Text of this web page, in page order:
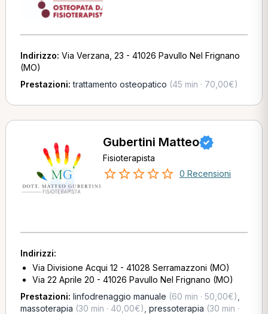
Indirizzo: Via Verzana, 23 - 41026 Pavullo Nel Frignano
(MO)
Prestazioni:trattamento osteopatico (45 min · 70,00€)
Gubertini Matteo
Fisioterapista
0 Recensioni
Indirizzi:
Via Divisione Acqui 12 - 41028 Serramazzoni (MO)
Via 22 Aprile 20 - 41026 Pavullo Nel Frignano (MO)
Prestazioni: linfodrenaggio manuale (60 min · 50,00€)
massoterapia (30 min · 40,00€) pressoterapia (30 min ·